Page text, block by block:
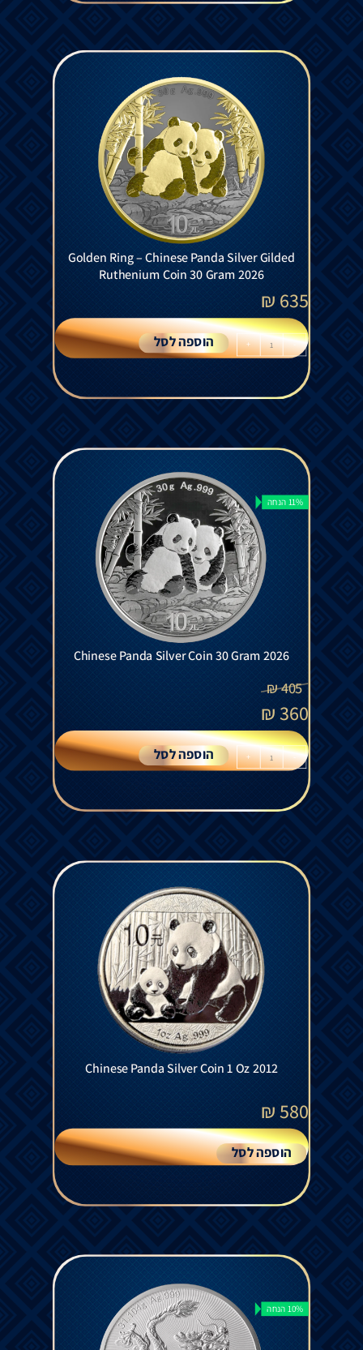
Golden Ring – Chinese Panda Silver Gilded
Ruthenium Coin 30 Gram 2026
635
₪
-
+ הוספה לסל
11% הנחה
Chinese Panda Silver Coin 30 Gram 2026
405
₪
360
₪
-
+ הוספה לסל
Chinese Panda Silver Coin 1 Oz 2012
580
₪
הוספה לסל
10% הנחה